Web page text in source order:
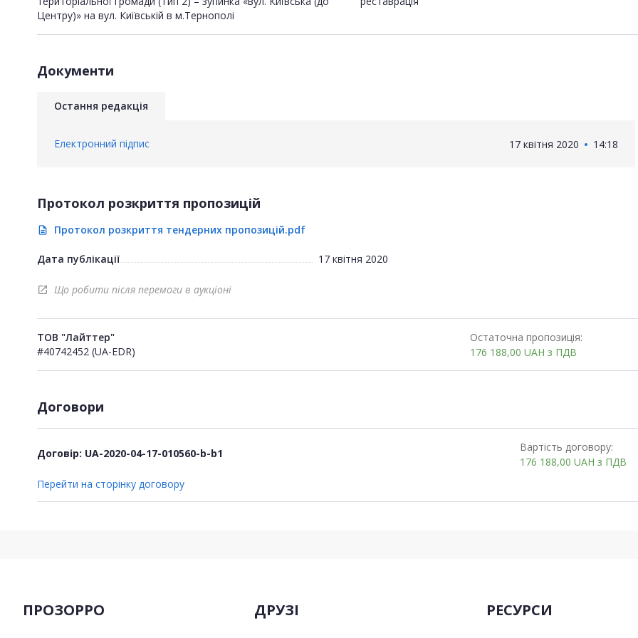
Центру)» на вул. Київській в м.Тернополі
Документи
Остання редакція
Електронний підпис 17 квітня 2020 14:18
Протокол розкриття пропозицій
description Протокол розкриття тендерних пропозицій.pdf
Дата публікації 17 квітня 2020
open_in_new Що робити після перемоги в аукціоні
ТОВ "Лайттер"
#40742452 (UA-EDR)
Остаточна пропозиція:
176 188,00 UAH з ПДВ
Договори
Договір: UA-2020-04-17-010560-b-b1
Вартість договору:
176 188,00 UAH з ПДВ
Перейти на сторінку договору
ПРОЗОРРО ДРУЗІ РЕСУРСИ